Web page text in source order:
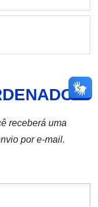
receberá uma
por e-mail.